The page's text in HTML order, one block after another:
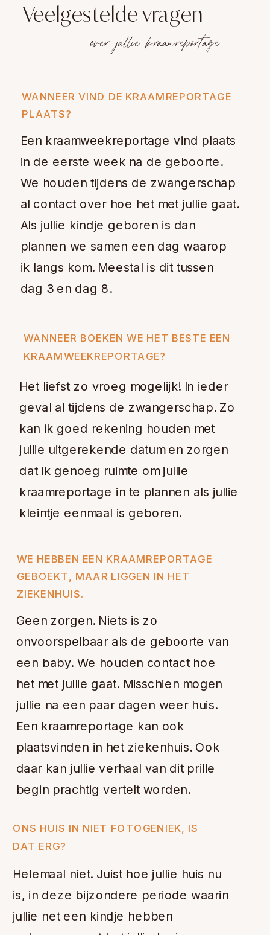
Een kraamweekreportage vind plaats
in de eerste week na de geboorte.
We houden tijdens de zwangerschap
al contact over hoe het met jullie gaat.
Als jullie kindje geboren is dan
plannen we samen een dag waarop
ik langs kom. Meestal is dit tussen
dag 3 en dag 8.
WANNEER VIND DE KRAAMREPORTAGE
PLAATS?
Geen zorgen. Niets is zo
onvoorspelbaar als de geboorte van
een baby. We houden contact hoe
het met jullie gaat. Misschien mogen
jullie na een paar dagen weer huis.
Een kraamreportage kan ook
plaatsvinden in het ziekenhuis. Ook
daar kan jullie verhaal van dit prille
begin prachtig vertelt worden.
WE HEBBEN EEN KRAAMREPORTAGE
GEBOEKT, MAAR LIGGEN IN HET
ZIEKENHUIS.
Veelgestelde vragen
WANNEER BOEKEN WE HET BESTE EEN
KRAAMWEEKREPORTAGE?
Het liefst zo vroeg mogelijk! In ieder
geval al tijdens de zwangerschap. Zo
kan ik goed rekening houden met
jullie uitgerekende datum en zorgen
dat ik genoeg ruimte om jullie
kraamreportage in te plannen als jullie
kleintje eenmaal is geboren.
ONS HUIS IN NIET FOTOGENIEK, IS
DAT ERG?
Helemaal niet. Juist hoe jullie huis nu
is, in deze bijzondere periode waarin
jullie net een kindje hebben
over jullie kraamreportage